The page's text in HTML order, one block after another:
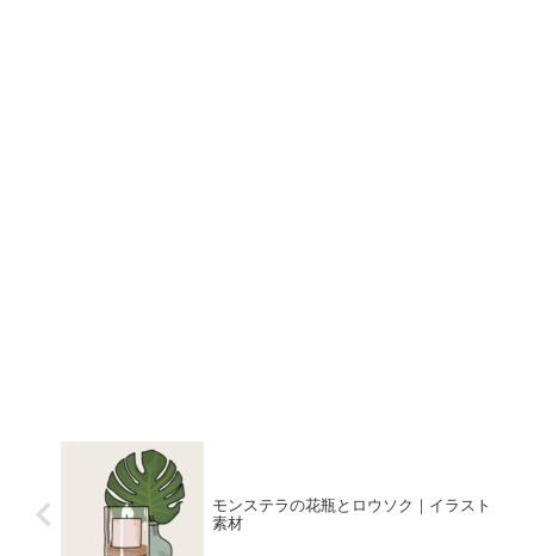
モンステラの花瓶とロウソク｜イラスト
素材